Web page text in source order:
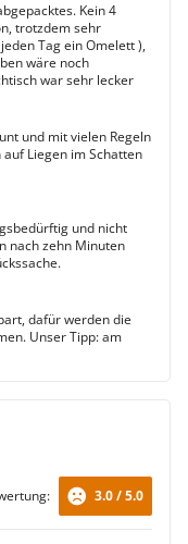
Kein 4
trotzdem sehr
Tag ein Omelett ),
wäre noch
war sehr lecker
und mit vielen Regeln
Liegen im Schatten
und nicht
nach zehn Minuten
dafür werden die
Unser Tipp: am
3.0 / 5.0